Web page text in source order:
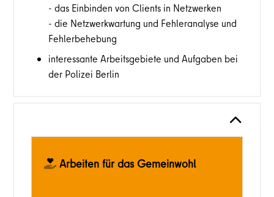
- das Einbinden von Clients in Netzwerken
- die Netzwerkwartung und Fehleranalyse und
Fehlerbehebung
interessante Arbeitsgebiete und Aufgaben bei
der Polizei Berlin
Arbeiten für das Gemeinwohl